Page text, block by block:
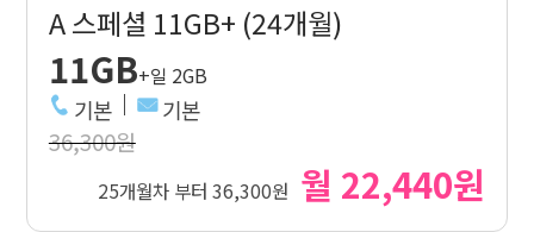
A 스페셜 11GB+ (24개월)
11GB+일 2GB
기본 기본
36,300원
25개월차 부터 36,300원 월 22,440원